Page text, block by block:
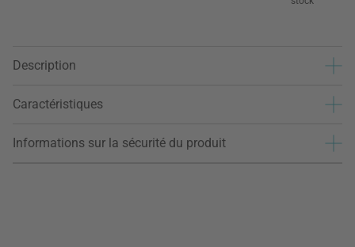
Description
Caractéristiques
Informations sur la sécurité du produit